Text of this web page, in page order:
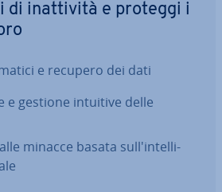
di inat­ti­vi­tà e proteggi i
e recupero dei dati
e gestione intuitive delle
minacce basata sul­l'in­tel­li­